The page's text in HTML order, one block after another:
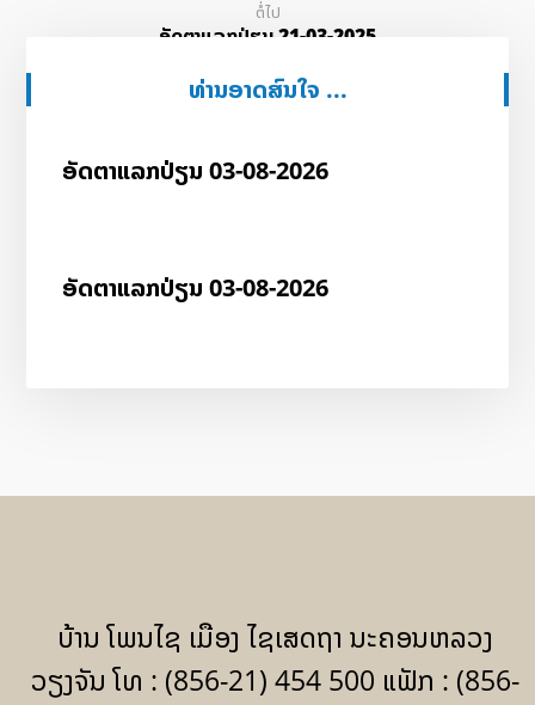
ຕໍ່ໄປ
ອັດ​ຕາ​ແລກ​ປ່ຽນ 21-03-2025
ທ່ານອາດສົນໃຈ ...
ອັດ​ຕາ​ແລກ​ປ່ຽນ 03-08-2026
ອັດ​ຕາ​ແລກ​ປ່ຽນ 03-08-2026
ບ້ານ ໂພນໄຊ ເມືອງ ໄຊເສດຖາ ນະຄອນຫລວງ
ວຽງຈັນ ໂທ : (856-21) 454 500 ແຟັກ : (856-